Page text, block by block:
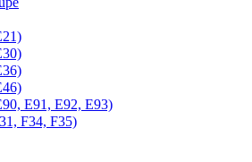
E91, E92, E93)
F34, F35)